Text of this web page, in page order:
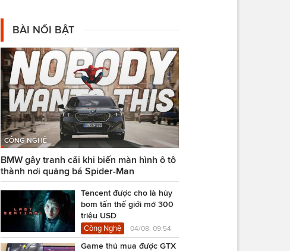
BÀI NỔI BẬT
CÔNG NGHỆ
BMW gây tranh cãi khi biến màn hình ô tô
thành nơi quảng bá Spider-Man
Tencent được cho là hủy
bom tấn thế giới mở 300
triệu USD
Công Nghệ 04/08, 09:54
Game thủ mua được GTX